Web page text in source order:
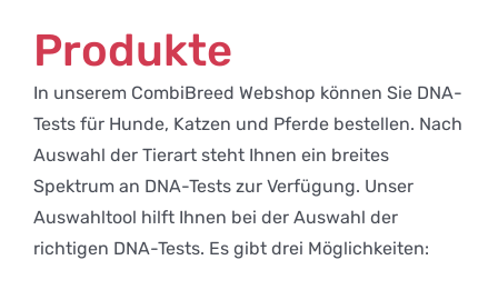
Produkte
In unserem CombiBreed Webshop können Sie DNA-
Tests für Hunde, Katzen und Pferde bestellen. Nach
Auswahl der Tierart steht Ihnen ein breites
Spektrum an DNA-Tests zur Verfügung. Unser
Auswahltool hilft Ihnen bei der Auswahl der
richtigen DNA-Tests. Es gibt drei Möglichkeiten: